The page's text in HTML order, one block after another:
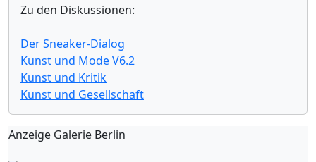
Zu den Diskussionen:
Der Sneaker-Dialog
Kunst und Mode V6.2
Kunst und Kritik
Kunst und Gesellschaft
Anzeige Galerie Berlin